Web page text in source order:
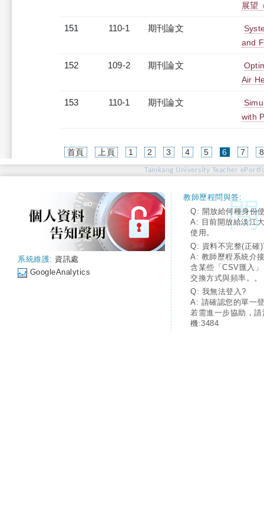
展望
151 110-1 期刊論文
and
152 109-2 期刊論文
Air
153 110-1 期刊論文
with
首頁 上頁 1 2 3 4 5 6(current)
7 8
Tamkang University Teacher
系統維護: 資訊處
GoogleAnalytics
教師歷程問與答:
Q: 開放給何種身份
A: 目前開放給淡江
使用。
Q: 資料不完整(正確
A: 教師歷程系統介
含某些「CSV匯入
交換方式與頻率。。
Q: 我無法登入?
A: 請確認您的單一
若需進一步協助，
機:3484